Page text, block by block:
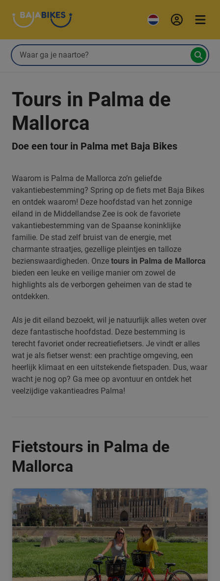
Tours in Palma de
Mallorca
Doe een tour in Palma met Baja Bikes
Waarom is Palma de Mallorca zo’n geliefde
vakantiebestemming? Spring op de fiets met Baja Bikes
en ontdek waarom! Deze hoofdstad van het zonnige
eiland in de Middellandse Zee is ook de favoriete
vakantiebestemming van de Spaanse koninklijke
familie. De stad zelf bruist van de energie, met
charmante straatjes, gezellige pleintjes en talloze
bezienswaardigheden. Onze tours in Palma de Mallorca
bieden een leuke en veilige manier om zowel de
highlights als de verborgen geheimen van de stad te
ontdekken.
Als je dit eiland bezoekt, wil je natuurlijk alles weten over
deze fantastische hoofdstad. Deze bestemming is
terecht favoriet onder recreatiefietsers. Je vindt er alles
wat je als fietser wenst: een prachtige omgeving, een
heerlijk klimaat en een uitstekende fietspaden. Dus, waar
wacht je nog op? Ga mee op avontuur en ontdek het
veelzijdige vakantieadres Palma!
Fietstours in Palma de
Mallorca